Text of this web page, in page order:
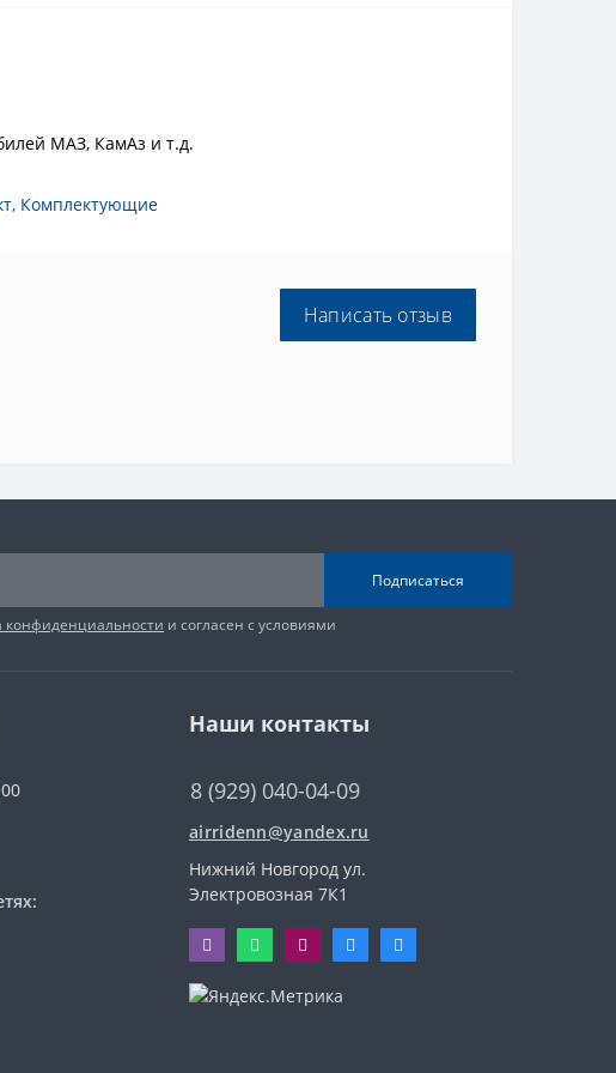
МАЗ, КамАз и т.д.
, Комплектующие
Написать отзыв
Подписаться
конфиденциальности и согласен с условиями
Наши контакты
8 (929) 040-04-09
airridenn@yandex.ru
Нижний Новгород ул.
Электровозная 7К1